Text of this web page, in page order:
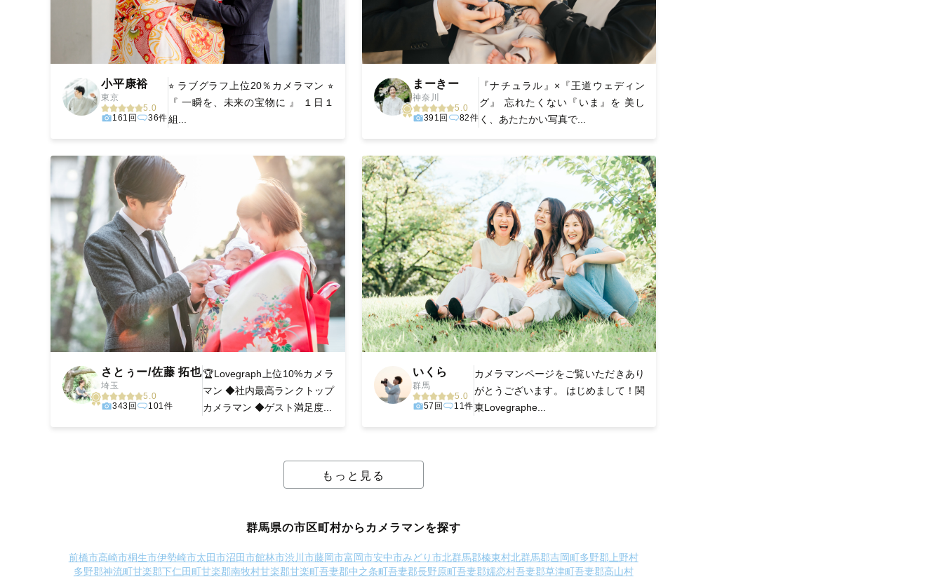
小平康裕
東京
5.0
161回
36件
⭐︎ ラブグラフ上位20％カメラマン ⭐︎
『 一瞬を、未来の宝物に 』 １日１
組...
まーきー
神奈川
5.0
391回
82件
『ナチュラル』×『王道ウェディン
グ』 忘れたくない『いま』を 美し
く、あたたかい写真で...
さとぅー/佐藤 拓也
埼玉
5.0
343回
101件
🏆Lovegraph上位10%カメラ
マン ◆社内最高ランクトップ
カメラマン ◆ゲスト満足度...
いくら
群馬
5.0
57回
11件
カメラマンページをご覧いただきあり
がとうございます。 はじめまして！関
東Lovegraphe...
もっと見る
群馬県の市区町村からカメラマンを探す
前橋市高崎市桐生市伊勢崎市太田市沼田市館林市渋川市藤岡市富岡市安中市みどり市北群馬郡榛東村北群馬郡吉岡町多野郡上野村
多野郡神流町甘楽郡下仁田町甘楽郡南牧村甘楽郡甘楽町吾妻郡中之条町吾妻郡長野原町吾妻郡嬬恋村吾妻郡草津町吾妻郡高山村